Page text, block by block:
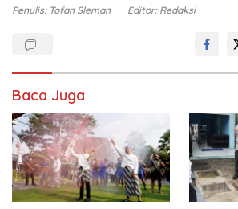
Penulis: Tofan Sleman Editor: Redaksi
Baca Juga